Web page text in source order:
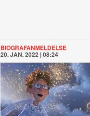
BIOGRAFANMELDELSE
20. JAN. 2022 | 08:24